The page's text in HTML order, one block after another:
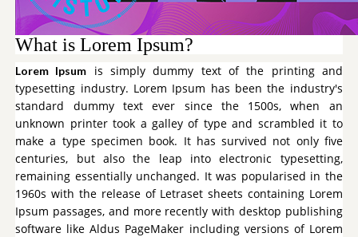
What is Lorem Ipsum?
Lorem Ipsum is simply dummy text of the printing and
typesetting industry. Lorem Ipsum has been the industry's
standard dummy text ever since the 1500s, when an
unknown printer took a galley of type and scrambled it to
make a type specimen book. It has survived not only five
centuries, but also the leap into electronic typesetting,
remaining essentially unchanged. It was popularised in the
1960s with the release of Letraset sheets containing Lorem
Ipsum passages, and more recently with desktop publishing
software like Aldus PageMaker including versions of Lorem